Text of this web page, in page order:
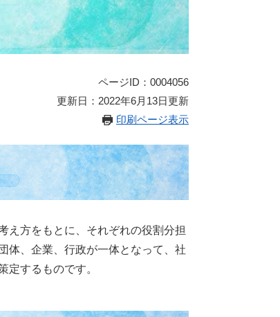
ページID：0004056
更新日：2022年6月13日更新
印刷ページ表示
え方をもとに、それぞれの役割分担
体、企業、行政が一体となって、社
定するものです。